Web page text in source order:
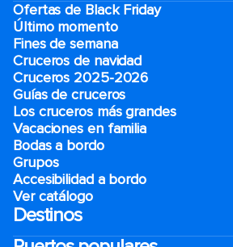
Ofertas de Black Friday
Último momento
Fines de semana
Cruceros de navidad
Cruceros 2025-2026
Guías de cruceros
Los cruceros más grandes
Vacaciones en familia
Bodas a bordo
Grupos
Accesibilidad a bordo
Ver catálogo
Destinos